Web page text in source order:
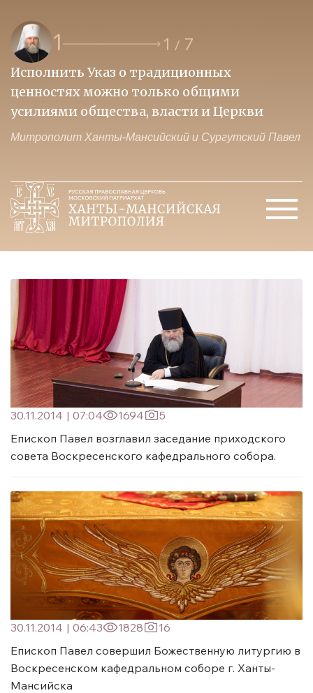
1 1 / 7
Исполнить Указ о традиционных
ценностях можно только общими
усилиями общества, власти и Церкви
Митрополит Ханты-Мансийский и Сургутский Павел
30.11.2014 | 07:04 1694
5
Епископ Павел возглавил заседание приходского
совета Воскресенского кафедрального собора.
30.11.2014 | 06:43 1828
16
Епископ Павел совершил Божественную литургию в
Воскресенском кафедральном соборе г. Ханты-
Мансийска